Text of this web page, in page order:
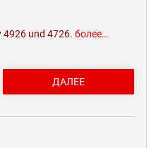
und 4726. более…